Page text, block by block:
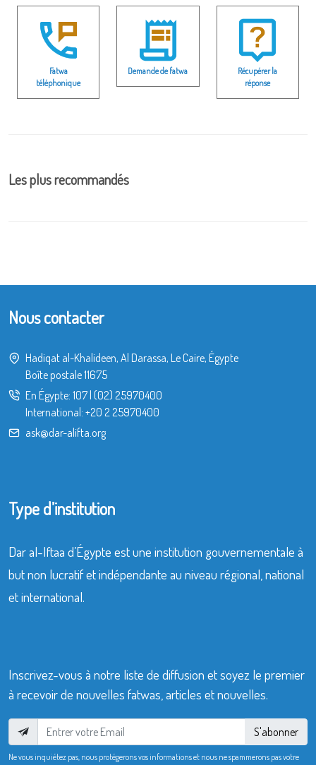
Fatwa
téléphonique
Demande de fatwa
Récupérer la
réponse
Les plus recommandés
Nous contacter
Hadiqat al-Khalideen, Al Darassa, Le Caire, Égypte
Boîte postale 11675
En Égypte: 107| (02) 25970400
International: +20 2 25970400
ask@dar-alifta.org
Type d’institution
Dar al-Iftaa d’Égypte est une institution gouvernementale à
but non lucratif et indépendante au niveau régional, national
et international.
Inscrivez-vous à notre liste de diffusion et soyez le premier
à recevoir de nouvelles fatwas, articles et nouvelles.
S'abonner
Ne vous inquiétez pas, nous protégerons vos informations et nous ne spammerons pas votre